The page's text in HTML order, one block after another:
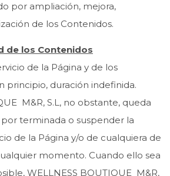
por ampliación, mejora,
de los Contenidos.
de los Contenidos
de la Página y de los
principio, duración indefinida.
M&R, S.L, no obstante, queda
terminada o suspender la
de la Página y/o de cualquiera de
momento. Cuando ello sea
WELLNESS BOUTIQUE M&R,